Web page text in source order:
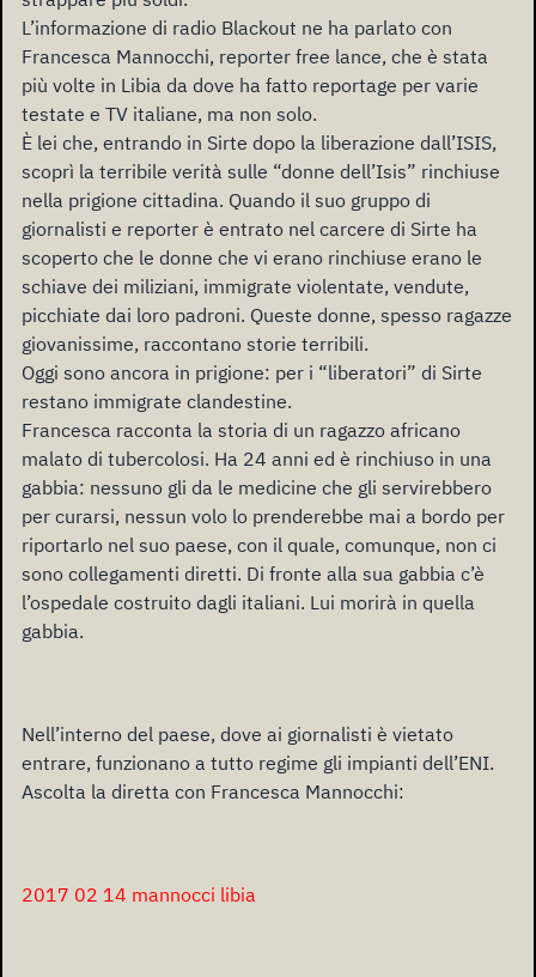
L’informazione di radio Blackout ne ha parlato con
Francesca Mannocchi, reporter free lance, che è stata
più volte in Libia da dove ha fatto reportage per varie
testate e TV italiane, ma non solo.
È lei che, entrando in Sirte dopo la liberazione dall’ISIS,
scoprì la terribile verità sulle “donne dell’Isis” rinchiuse
nella prigione cittadina. Quando il suo gruppo di
giornalisti e reporter è entrato nel carcere di Sirte ha
scoperto che le donne che vi erano rinchiuse erano le
schiave dei miliziani, immigrate violentate, vendute,
picchiate dai loro padroni. Queste donne, spesso ragazze
giovanissime, raccontano storie terribili.
Oggi sono ancora in prigione: per i “liberatori” di Sirte
restano immigrate clandestine.
Francesca racconta la storia di un ragazzo africano
malato di tubercolosi. Ha 24 anni ed è rinchiuso in una
gabbia: nessuno gli da le medicine che gli servirebbero
per curarsi, nessun volo lo prenderebbe mai a bordo per
riportarlo nel suo paese, con il quale, comunque, non ci
sono collegamenti diretti. Di fronte alla sua gabbia c’è
l’ospedale costruito dagli italiani. Lui morirà in quella
gabbia.
Nell’interno del paese, dove ai giornalisti è vietato
entrare, funzionano a tutto regime gli impianti dell’ENI.
Ascolta la diretta con Francesca Mannocchi:
2017 02 14 mannocci libia